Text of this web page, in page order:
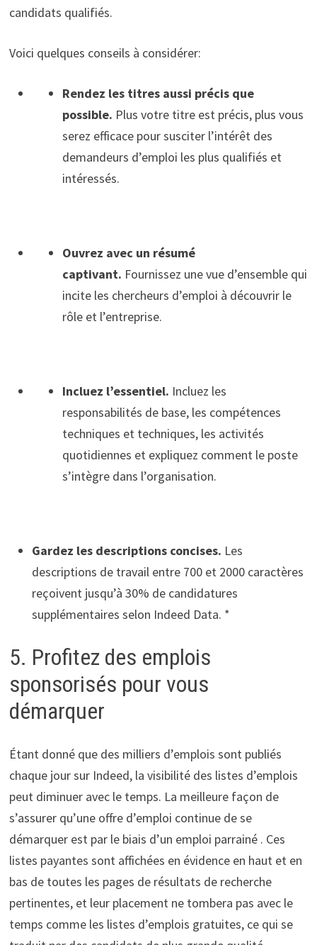
candidats qualifiés.
Voici quelques conseils à considérer:
Rendez les titres aussi précis que
possible. Plus votre titre est précis, plus vous
serez efficace pour susciter l’intérêt des
demandeurs d’emploi les plus qualifiés et
intéressés.
Ouvrez avec un résumé
captivant. Fournissez une vue d’ensemble qui
incite les chercheurs d’emploi à découvrir le
rôle et l’entreprise.
Incluez l’essentiel. Incluez les
responsabilités de base, les compétences
techniques et techniques, les activités
quotidiennes et expliquez comment le poste
s’intègre dans l’organisation.
Gardez les descriptions concises. Les
descriptions de travail entre 700 et 2000 caractères
reçoivent jusqu’à 30% de candidatures
supplémentaires selon Indeed Data. *
5. Profitez des emplois
sponsorisés pour vous
démarquer
Étant donné que des milliers d’emplois sont publiés
chaque jour sur Indeed, la visibilité des listes d’emplois
peut diminuer avec le temps. La meilleure façon de
s’assurer qu’une offre d’emploi continue de se
démarquer est par le biais d’un emploi parrainé . Ces
listes payantes sont affichées en évidence en haut et en
bas de toutes les pages de résultats de recherche
pertinentes, et leur placement ne tombera pas avec le
temps comme les listes d’emplois gratuites, ce qui se